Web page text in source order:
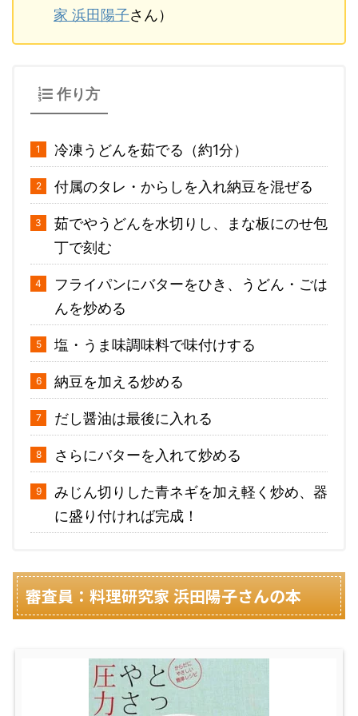
家 浜田陽子さん）
作り方
冷凍うどんを茹でる（約1分）
付属のタレ・からしを入れ納豆を混ぜる
茹でやうどんを水切りし、まな板にのせ包
丁で刻む
フライパンにバターをひき、うどん・ごは
んを炒める
塩・うま味調味料で味付けする
納豆を加える炒める
だし醤油は最後に入れる
さらにバターを入れて炒める
みじん切りした青ネギを加え軽く炒め、器
に盛り付ければ完成！
審査員：料理研究家 浜田陽子さんの本